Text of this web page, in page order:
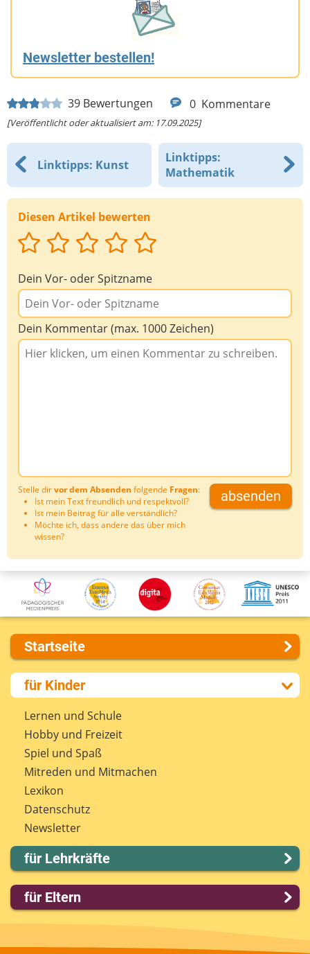
39 Bewertungen 0 Kommentare
[Veröffentlicht oder aktualisiert am: 17.09.2025]
Linktipps: Kunst
Linktipps:
Mathematik
Diesen Artikel bewerten
Dein Vor- oder Spitzname
Dein Kommentar (max. 1000 Zeichen)
Stelle dirvor dem Absenden folgende Fragen:
Ist mein Text freundlich und respektvoll?
Ist mein Beitrag für alle verständlich?
Möchte ich, dass andere das über mich
wissen?
absenden
Newsletter bestellen!
Startseite
Über uns
Presse
Kontakt
Impressum
Internet-ABC Sitemap
Barrierefreiheit
Länderprojekte
für Kinder
Lernen und Schule
Hobby und Freizeit
Spiel und Spaß
Mitreden und Mitmachen
Lexikon
Datenschutz
Newsletter
für Lehrkräfte
Lernmodule
Unterrichts­materialien
Praxishilfen
für Eltern
Spieletipps & Lernsoftware